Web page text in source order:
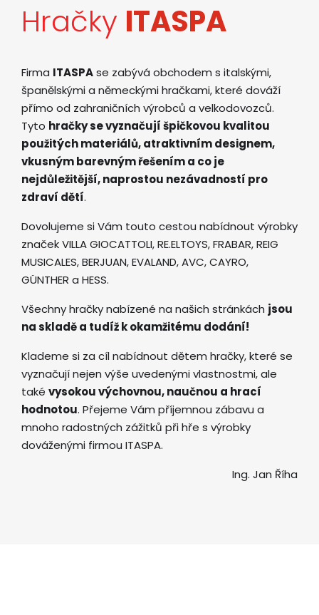
Hračky ITASPA
Firma ITASPAse zabývá obchodem s italskými,
španělskými a německými hračkami, které dováží
přímo od zahraničních výrobců a velkodovozců.
Tyto hračky se vyznačují špičkovou kvalitou
použitých materiálů, atraktivním designem,
vkusným barevným řešením a co je
nejdůležitější, naprostou nezávadností pro
zdraví dětí.
Dovolujeme si Vám touto cestou nabídnout výrobky
značek VILLA GIOCATTOLI, RE.ELTOYS, FRABAR, REIG
MUSICALES, BERJUAN, EVALAND, AVC, CAYRO,
GÜNTHER a HESS.
Všechny hračky nabízené na našich stránkách jsou
na skladě a tudíž k okamžitému dodání!
Klademe si za cíl nabídnout dětem hračky, které se
vyznačují nejen výše uvedenými vlastnostmi, ale
také vysokou výchovnou, naučnou a hrací
hodnotou. Přejeme Vám příjemnou zábavu a
mnoho radostných zážitků při hře s výrobky
dováženými firmou ITASPA.
Ing. Jan Říha